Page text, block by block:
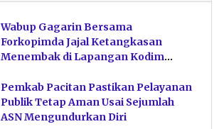
Wabup Gagarin Bersama
Forkopimda Jajal Ketangkasan
Menembak di Lapangan Kodim
Pemkab Pacitan Pastikan Pelayanan
Publik Tetap Aman Usai Sejumlah
ASN Mengundurkan Diri